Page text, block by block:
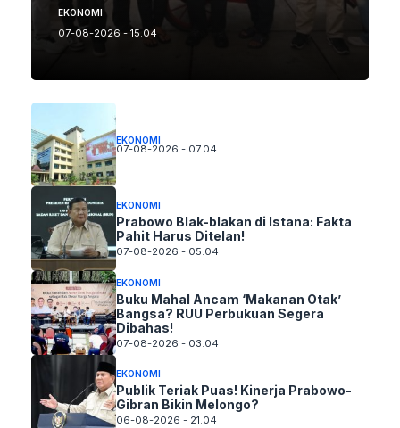
EKONOMI
07-08-2026 - 15.04
EKONOMI
07-08-2026 - 07.04
EKONOMI
Prabowo Blak-blakan di Istana: Fakta
Pahit Harus Ditelan!
07-08-2026 - 05.04
EKONOMI
Buku Mahal Ancam ‘Makanan Otak’
Bangsa? RUU Perbukuan Segera
Dibahas!
07-08-2026 - 03.04
EKONOMI
Publik Teriak Puas! Kinerja Prabowo-
Gibran Bikin Melongo?
06-08-2026 - 21.04